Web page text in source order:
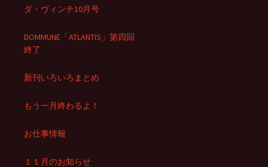
ダ・ヴィンチ10月号
DOMMUNE「ATLANTIS」第四回
終了
新刊いろいろまとめ
もう一月終わるよ！
お仕事情報
１１月のお知らせ